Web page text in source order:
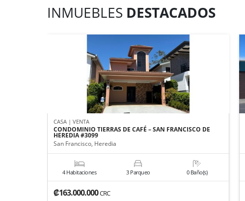
INMUEBLES DESTACADOS
CASA | VENTA
CONDOMINIO TIERRAS DE CAFÉ – SAN FRANCISCO DE
HEREDIA #3099
San Francisco, Heredia
4 Habitaciones 3 Parqueo 0 Baño(s)
₡163.000.000CRC